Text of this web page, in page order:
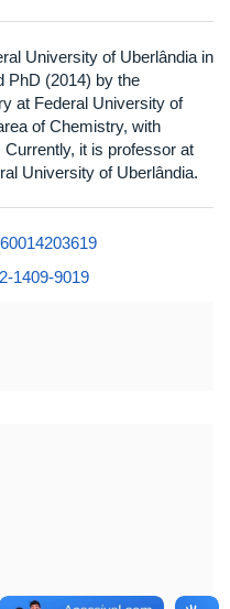
University of Uberlândia in
PhD (2014) by the
at Federal University of
of Chemistry, with
it is professor at
University of Uberlândia.
1409-9019